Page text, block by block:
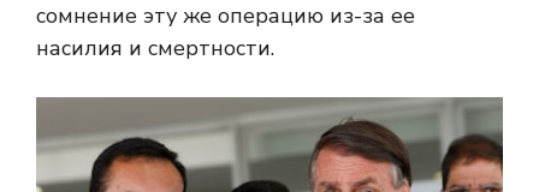
сомнение эту же операцию из-за ее
насилия и смертности.